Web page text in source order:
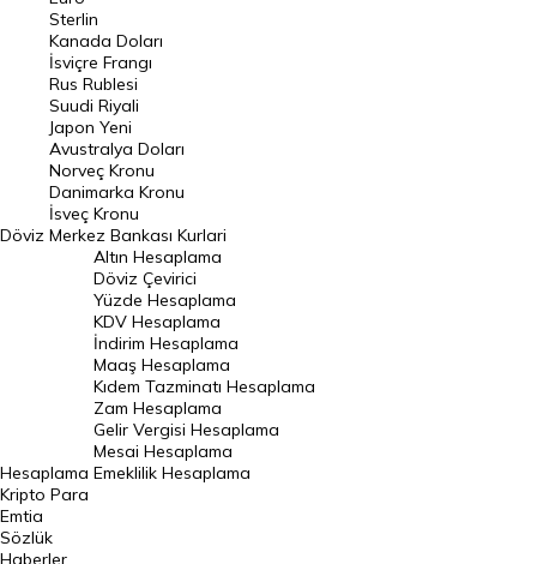
Pound Kuru
Frank Kuru
Riyal Kuru
Avustralya Doları
Danimarka Kronu Kuru
Kanada Doları Kuru
Norveç Kronu Kuru
İsveç Kronu Kuru
Japon Yeni Kuru
Serbest Piyasa Döviz Kurları
Merkez Bankası Döviz Kurları
Altın Fiyatları
Gram Altın Fiyatı
Çeyrek Altın Fiyatı
Döviz
Sterlin
Kanada Doları
İsviçre Frangı
Rus Rublesi
Suudi Riyali
Japon Yeni
Avustralya Doları
Norveç Kronu
Danimarka Kronu
İsveç Kronu
Merkez Bankası Kurlari
Hesaplama
Altın Hesaplama
Döviz Çevirici
Yüzde Hesaplama
KDV Hesaplama
İndirim Hesaplama
Maaş Hesaplama
Kıdem Tazminatı Hesaplama
Zam Hesaplama
Gelir Vergisi Hesaplama
Mesai Hesaplama
Emeklilik Hesaplama
Kripto Para
Emtia
Sözlük
Haberler